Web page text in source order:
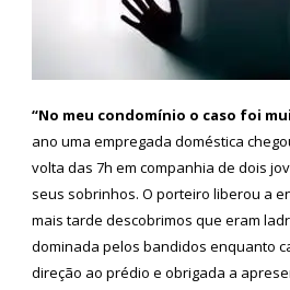
“No meu condomínio o caso foi
ano uma empregada doméstica
volta das 7h em companhia de dois
seus sobrinhos. O porteiro liberou a
mais tarde descobrimos que eram
dominada pelos bandidos enquanto
direção ao prédio e obrigada a